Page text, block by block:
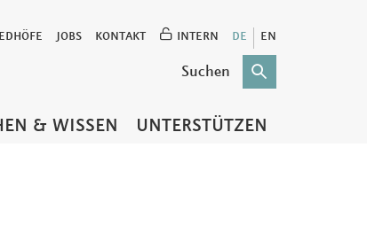
JOBS KONTAKT INTERN DE EN
& WISSEN UNTERSTÜTZEN